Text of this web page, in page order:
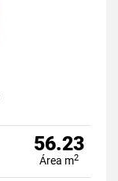
56.23
Área m2